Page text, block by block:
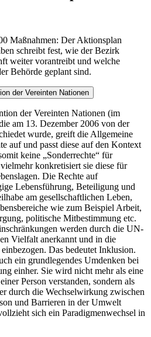
Maßnahmen: Der Aktionsplan
schreibt fest, wie der Bezirk
weiter vorantreibt und welche
Behörde geplant sind.
der Vereinten Nationen
der Vereinten Nationen (im
am 13. Dezember 2006 von der
wurde, greift die Allgemeine
auf und passt diese auf den Kontext
keine „Sonderrechte“ für
konkretisiert sie diese für
Die Rechte auf
Lebensführung, Beteiligung und
am gesellschaftlichen Leben,
wie zum Beispiel Arbeit,
politische Mitbestimmung etc.
werden durch die UN-
Vielfalt anerkannt und in die
Das bedeutet Inklusion.
ein grundlegendes Umdenken bei
einher. Sie wird nicht mehr als eine
Person verstanden, sondern als
durch die Wechselwirkung zwischen
und Barrieren in der Umwelt
sich ein Paradigmenwechsel in